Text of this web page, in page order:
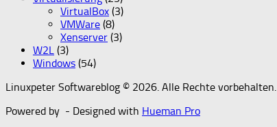
VirtualBox (3)
VMWare (8)
Xenserver (3)
W2L (3)
Windows (54)
Linuxpeter Softwareblog © 2026. Alle Rechte vorbehalten.
Powered by - Designed with Hueman Pro